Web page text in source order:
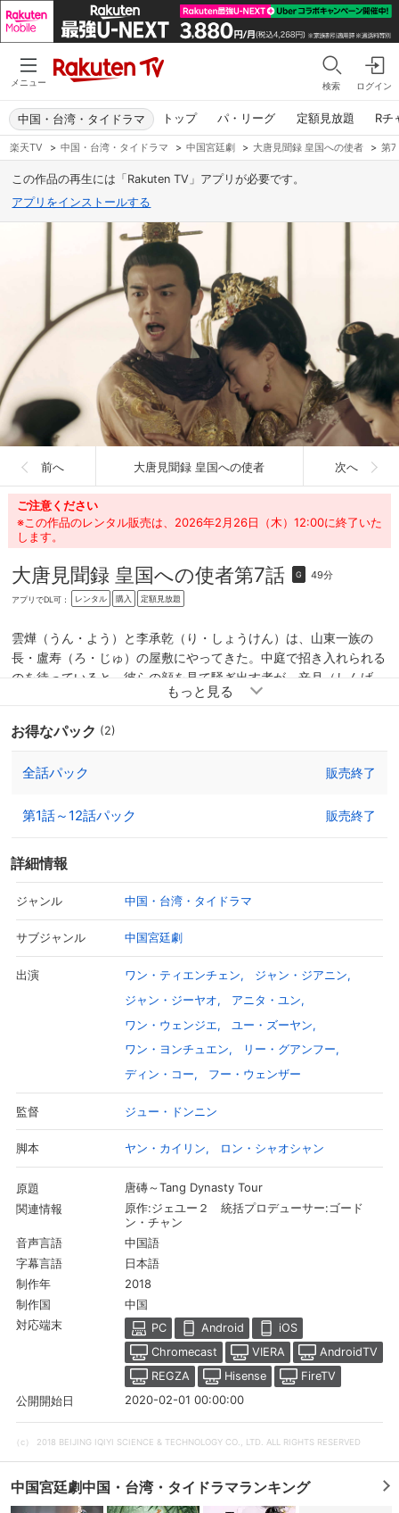
メニュー 検索 ログイン
トップ パ・リーグ 定額見放題 Rチ
中国・台湾・タイドラマ
楽天TV > 中国・台湾・タイドラマ > 中国宮廷劇 > 大唐見聞録 皇国への使者 > 第7
この作品の再生には「Rakuten TV」アプリが必要です。
アプリをインストールする
前へ 大唐見聞録 皇国への使者 次へ
ご注意ください
※この作品のレンタル販売は、2026年2月26日（木）12:00に終了いた
します。
大唐見聞録 皇国への使者第7話 G 49分
アプリでDL可： レンタル 購入 定額見放題
雲燁（うん・よう）と李承乾（り・しょうけん）は、山東一族の
長・盧寿（ろ・じゅ）の屋敷にやってきた。中庭で招き入れられる
のを待っていると、彼らの顔を見て騒ぎ出す者が。辛月（しんげ
つ）の侍女・阿紫（あし）だ。ここが辛月の屋敷だったことに驚く
王（おう）教授本人と見紛うほど瓜二つで…。
お得なパック (2)
全話パック 販売終了
第1話～12話パック 販売終了
詳細情報
ジャンル 中国・台湾・タイドラマ
サブジャンル 中国宮廷劇
出演 ワン・ティエンチェン
ジャン・ジアニン
ジャン・ジーヤオ
アニタ・ユン
ワン・ウェンジエ
ユー・ズーヤン
ワン・ヨンチュエン
リー・グアンフー
ディン・コー
フー・ウェンザー
監督 ジュー・ドンニン
脚本 ヤン・カイリン ロン・シャオシャン
原題 唐磚～Tang Dynasty Tour
関連情報
原作:ジェユー２ 統括プロデューサー:ゴード
ン・チャン
音声言語 中国語
字幕言語 日本語
制作年 2018
制作国 中国
対応端末 PC Android
iOS
Chromecast
VIERA
AndroidTV
REGZA
Hisense
FireTV
公開開始日
2020-02-01 00:00:00
（c） 2018 BEIJING IQIYI SCIENCE & TECHNOLOGY CO., LTD. ALL RIGHTS RESERVED
中国宮廷劇中国・台湾・タイドラマランキング